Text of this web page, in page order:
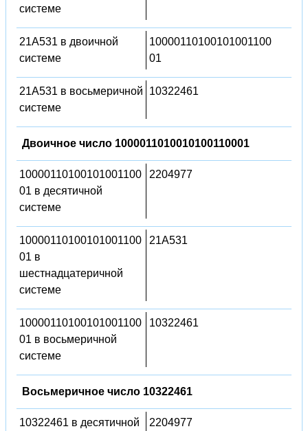
системе
21A531 в двоичной
системе
10000110100101001100
01
21A531 в восьмеричной
системе
10322461
Двоичное число 1000011010010100110001
10000110100101001100
01 в десятичной
системе
2204977
10000110100101001100
01 в
шестнадцатеричной
системе
21A531
10000110100101001100
01 в восьмеричной
системе
10322461
Восьмеричное число 10322461
10322461 в десятичной 2204977